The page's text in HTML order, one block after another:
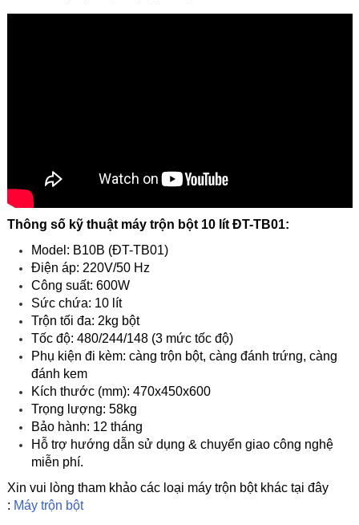
Thông số kỹ thuật máy trộn bột 10 lít ĐT-TB01:
Model: B10B (ĐT-TB01)
Điện áp: 220V/50 Hz
Công suất: 600W
Sức chứa: 10 lít
Trộn tối đa: 2kg bột
Tốc độ: 480/244/148 (3 mức tốc độ)
Phụ kiện đi kèm: càng trộn bột, càng đánh trứng, càng
đánh kem
Kích thước (mm): 470x450x600
Trọng lượng: 58kg
Bảo hành: 12 tháng
Hỗ trợ hướng dẫn sử dụng & chuyển giao công nghệ
miễn phí.
Xin vui lòng tham khảo các loại máy trộn bột khác tại đây
: Máy trộn bột